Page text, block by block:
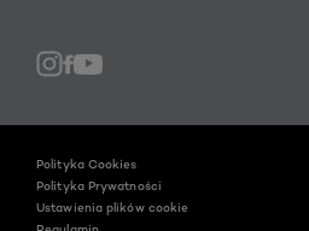
Polityka Cookies
Polityka Prywatności
Ustawienia plików cookie